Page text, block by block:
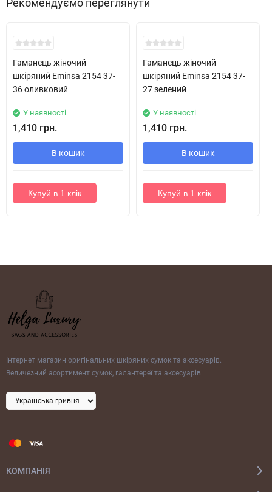
Рекомендуємо переглянути
Гаманець жіночий
шкіряний Eminsa 2154 37-
36 оливковий
У наявності
1,410 грн.
В кошик
Купуй в 1 клік
Гаманець жіночий
шкіряний Eminsa 2154 37-
27 зелений
У наявності
1,410 грн.
В кошик
Купуй в 1 клік
Інтернет магазин оригінальних шкіряних сумок та аксесуарів.
Величезний асортимент сумок, галантереї та аксесуарів
КОМПАНІЯ